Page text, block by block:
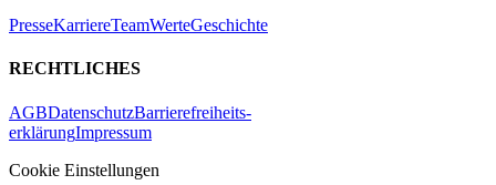
PresseKarriereTeamWerteGeschichte
RECHTLICHES
AGBDatenschutzBarrierefreiheits-
erklärungImpressum
Cookie Einstellungen